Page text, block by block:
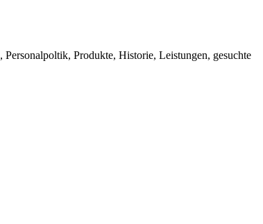
Produkte, Historie, Leistungen, gesuchte